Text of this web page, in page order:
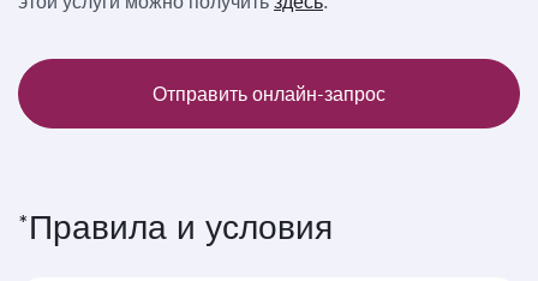
Отправить онлайн-запрос
*Правила и условия